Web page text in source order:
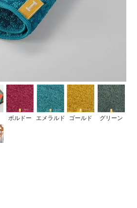
ボルドー エメラルド ゴールド グリーン